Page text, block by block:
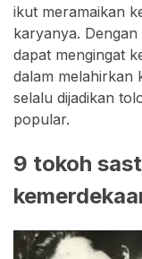
ikut meramaikan
karyanya.
dapat mengingat
dalam melahirkan
selalu dijadikan
popular.
9 tokoh